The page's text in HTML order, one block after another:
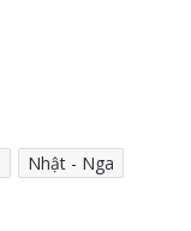
Nhật - Nga